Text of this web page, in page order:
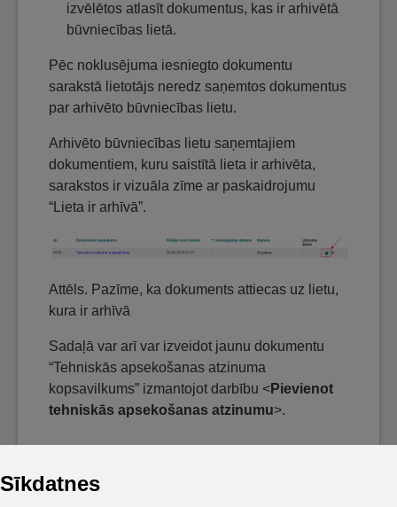
Sīkdatnes
izvēlētos atlasīt dokumentus, kas ir arhivētā
būvniecības lietā.
Pēc noklusējuma iesniegto dokumentu
sarakstā lietotājs neredz saņemtos dokumentus
par arhivēto būvniecības lietu.
Arhivēto būvniecības lietu saņemtajiem
dokumentiem, kuru saistītā lieta ir arhivēta,
sarakstos ir vizuāla zīme ar paskaidrojumu
“Lieta ir arhīvā”.
Attēls. Pazīme, ka dokuments attiecas uz lietu,
kura ir arhīvā
Sadaļā var arī var izveidot jaunu dokumentu
“Tehniskās apsekošanas atzinuma
kopsavilkums” izmantojot darbību <Pievienot
tehniskās apsekošanas atzinumu>.